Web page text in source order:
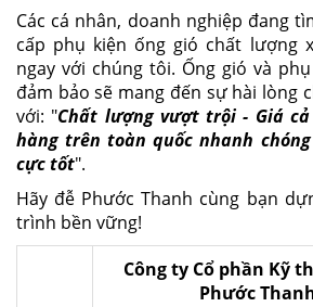
Các cá nhân, doanh nghiệp đang
cấp phụ kiện ống gió chất lượng
ngay với chúng tôi. Ống gió và
đảm bảo sẽ mang đến sự hài lòng
với: "Chất lượng vượt trội - Giá
hàng trên toàn quốc nhanh
cực tốt".
Hãy đễ Phước Thanh cùng bạn
trình bền vững!
Công ty Cổ phần Kỹ
Phước